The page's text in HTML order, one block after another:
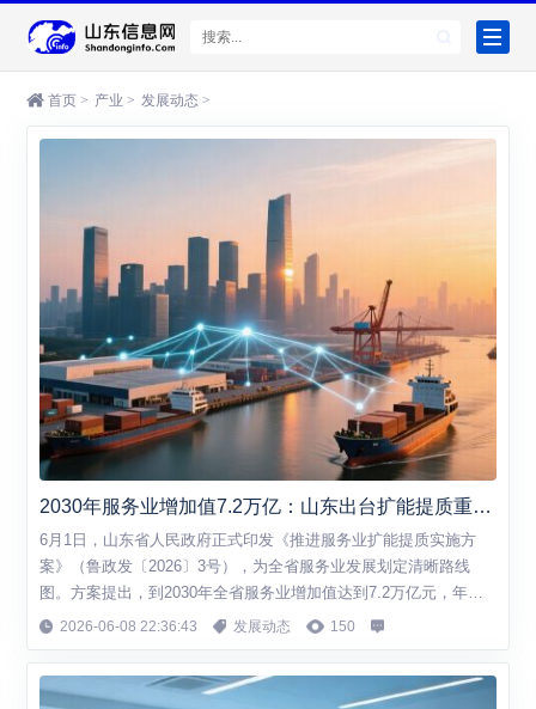
首页 > 产业 > 发展动态 >
2030年服务业增加值7.2万亿：山东出台扩能提质重磅方案
6月1日，山东省人民政府正式印发《推进服务业扩能提质实施方
案》（鲁政发〔2026〕3号），为全省服务业发展划定清晰路线
图。方案提出，到2030年全省服务业增加值达到7.2万亿元，年均
增长5.2%以上，打造现代服务经济高地。 生产性服务业：向专业
进铁水、河海、公铁等多式联...
2026-06-08 22:36:43 发展动态 150